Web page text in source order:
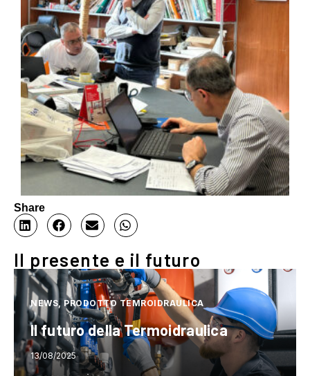
Share
Il presente e il futuro
NEWS, PRODOTTO TEMROIDRAULICA
Il futuro della Termoidraulica
13/08/2025